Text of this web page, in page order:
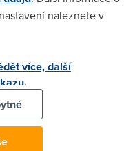
dostal nabidku na
budou vedet jak se
nic horsi jak za dob
unas funguje ADSL a
borec z UPC a
stim jak je to nejrychlejsi
a chce po 500
naleznete v
více, další